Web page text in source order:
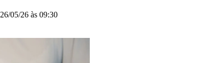
26/05/26 às 09:30